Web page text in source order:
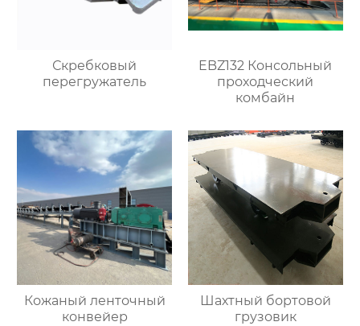
Скребковый
перегружатель
EBZ132 Консольный
проходческий
комбайн
Кожаный ленточный
конвейер
Шахтный бортовой
грузовик